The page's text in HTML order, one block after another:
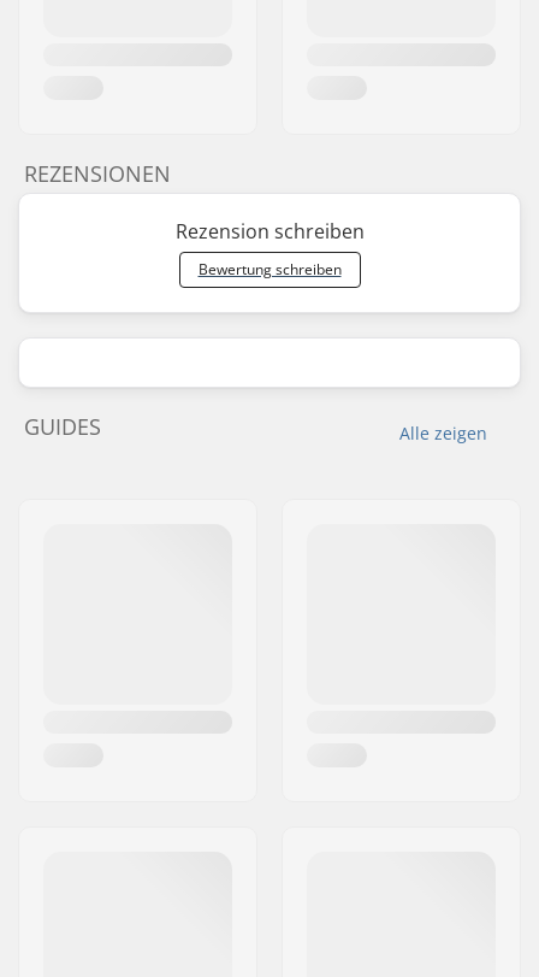
REZENSIONEN
Rezension schreiben
Bewertung schreiben
Alle zeigen
GUIDES